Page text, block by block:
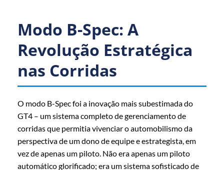
Modo B-Spec: A
Revolução Estratégica
nas Corridas
O modo B-Spec foi a inovação mais subestimada do
GT4 – um sistema completo de gerenciamento de
corridas que permitia vivenciar o automobilismo da
perspectiva de um dono de equipe e estrategista, em
vez de apenas um piloto. Não era apenas um piloto
automático glorificado; era um sistema sofisticado de